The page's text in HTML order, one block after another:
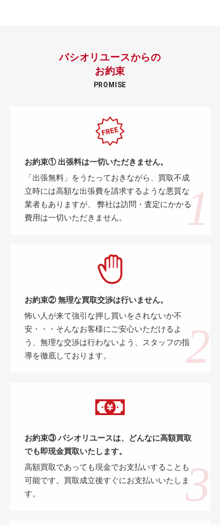
パシオリユースからの
お約束
PROMISE
お約束① 出張料は一切いただきません。
「出張無料」をうたっておきながら、買取不成
立時には高額な出張費を請求するような悪質な
業者もありますが、 弊社は訪問・査定にかかる
費用は一切いただきません。
お約束② 無理な買取交渉は行いません。
怖い人が来て強引な押し買いをされないか不
安・・・そんなお客様にご安心いただけるよ
う、無理な交渉は行わないよう、スタッフの指
導を徹底しております。
お約束③ パシオリユースは、どんなに高額買取
でも即現金買取いたします。
高額買取であっても現金でお支払いすることも
可能です。買取成立後すぐにお支払いいたしま
す。